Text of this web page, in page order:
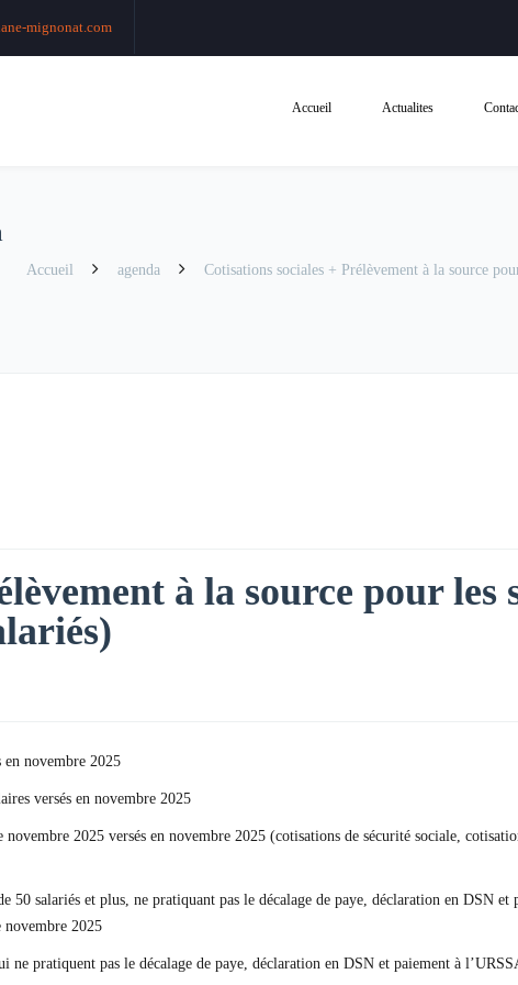
mignonat.com
Accueil Actualites
Accueil agenda Cotisations sociales + Prélèvement à la source
à la source pour les
en novembre 2025
versés en novembre 2025
2025 versés en novembre 2025 (cotisations de sécurité sociale,
salariés et plus, ne pratiquant pas le décalage de paye, déclaration en DSN
2025
ne pratiquent pas le décalage de paye, déclaration en DSN et paiement à